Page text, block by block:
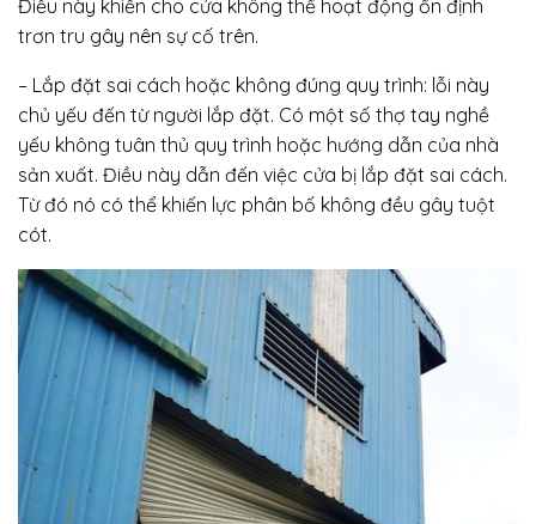
Điều này khiến cho cửa không thể hoạt động ổn định
trơn tru gây nên sự cố trên.
– Lắp đặt sai cách hoặc không đúng quy trình: lỗi này
chủ yếu đến từ người lắp đặt. Có một số thợ tay nghề
yếu không tuân thủ quy trình hoặc hướng dẫn của nhà
sản xuất. Điều này dẫn đến việc cửa bị lắp đặt sai cách.
Từ đó nó có thể khiến lực phân bố không đều gây tuột
cót.